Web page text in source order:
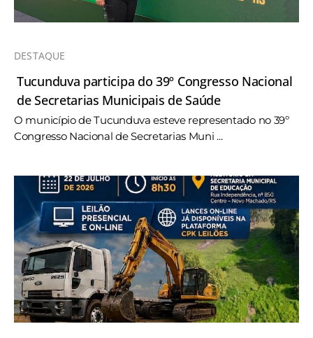
DESTAQUE
Tucunduva participa do 39º Congresso Nacional
de Secretarias Municipais de Saúde
O município de Tucunduva esteve representado no 39º
Congresso Nacional de Secretarias Muni ...